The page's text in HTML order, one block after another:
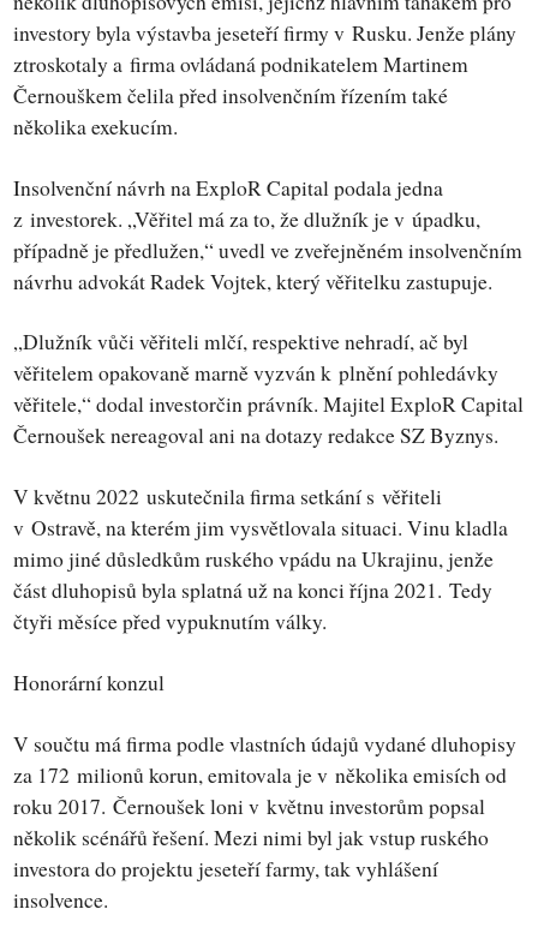
investory byla výstavba jeseteří firmy v Rusku. Jenže plány
ztroskotaly a firma ovládaná podnikatelem Martinem
Černouškem čelila před insolvenčním řízením také
několika exekucím.
Insolvenční návrh na ExploR Capital podala jedna
z investorek. „Věřitel má za to, že dlužník je v úpadku,
případně je předlužen,“ uvedl ve zveřejněném insolvenčním
návrhu advokát Radek Vojtek, který věřitelku zastupuje.
„Dlužník vůči věřiteli mlčí, respektive nehradí, ač byl
věřitelem opakovaně marně vyzván k plnění pohledávky
věřitele,“ dodal investorčin právník. Majitel ExploR Capital
Černoušek nereagoval ani na dotazy redakce SZ Byznys.
V květnu 2022 uskutečnila firma setkání s věřiteli
v Ostravě, na kterém jim vysvětlovala situaci. Vinu kladla
mimo jiné důsledkům ruského vpádu na Ukrajinu, jenže
část dluhopisů byla splatná už na konci října 2021. Tedy
čtyři měsíce před vypuknutím války.
Honorární konzul
V součtu má firma podle vlastních údajů vydané dluhopisy
za 172 milionů korun, emitovala je v několika emisích od
roku 2017. Černoušek loni v květnu investorům popsal
několik scénářů řešení. Mezi nimi byl jak vstup ruského
investora do projektu jeseteří farmy, tak vyhlášení
insolvence.